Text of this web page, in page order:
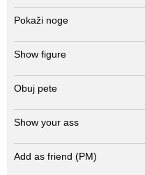
Pokaži noge
Show figure
Obuj pete
Show your ass
Add as friend (PM)